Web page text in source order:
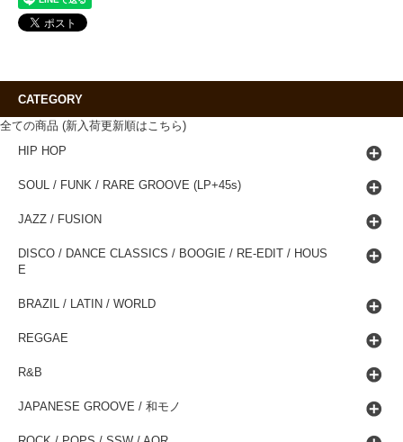
CATEGORY
全ての商品 (新入荷更新順はこちら)
HIP HOP
SOUL / FUNK / RARE GROOVE (LP+45s)
JAZZ / FUSION
DISCO / DANCE CLASSICS / BOOGIE / RE-EDIT / HOUS
E
BRAZIL / LATIN / WORLD
REGGAE
R&B
JAPANESE GROOVE / 和モノ